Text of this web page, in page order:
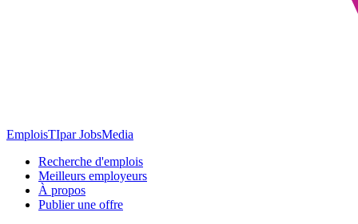
EmploisTIpar JobsMedia
Recherche d'emplois
Meilleurs employeurs
À propos
Publier une offre